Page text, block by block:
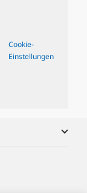
Cookie-
Einstellungen